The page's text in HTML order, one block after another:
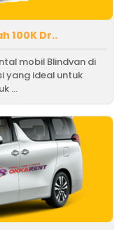
100K Dr..
mobil Blindvan di
yang ideal untuk
...